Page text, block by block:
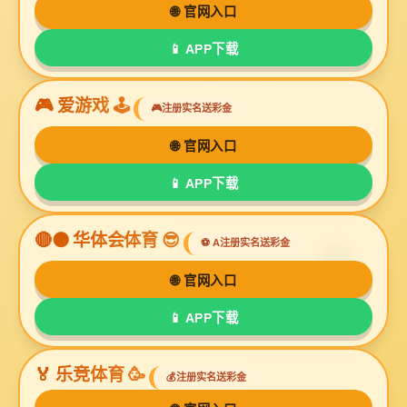
以质量求生存 以信誉求发展
一家专业从事住
厨房 柜子 客厅